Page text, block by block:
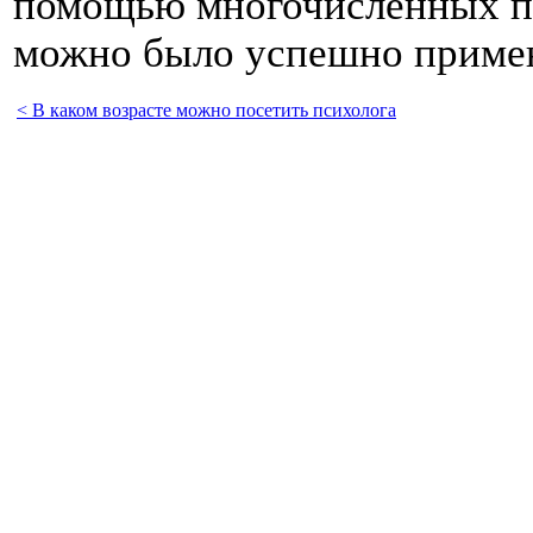
можно было успешно
< В каком возрасте можно посетить психолога